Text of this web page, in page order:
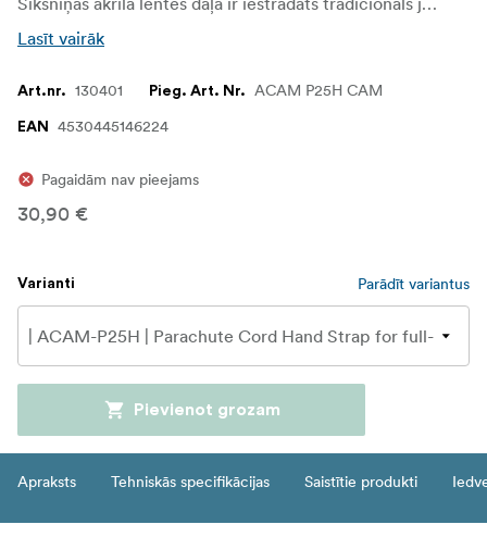
Lasīt vairāk
Art.nr. 130401 Pieg. Art. Nr. ACAM P25H CAM
EAN 4530445146224
Pagaidām nav pieejams
30,90 €
Varianti Parādīt variantus
Pievienot grozam
Apraksts Tehniskās specifikācijas Saistītie produkti